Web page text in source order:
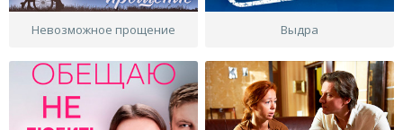
Невозможное прощение Выдра